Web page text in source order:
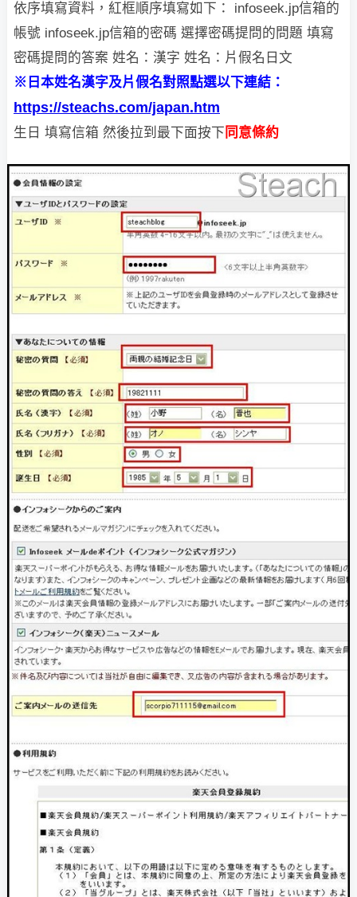
依序填寫資料，紅框順序填寫如下：
infoseek.jp信箱的
帳號 infoseek.jp信箱的密碼 選擇密碼提問的問題 填寫
密碼提問的答案 姓名：漢字 姓名：片假名日文
※日本姓名漢字及片假名對照點選以下連結：
https://steachs.com/japan.htm
生日 填寫信箱 然後拉到最下面按下 同意條約